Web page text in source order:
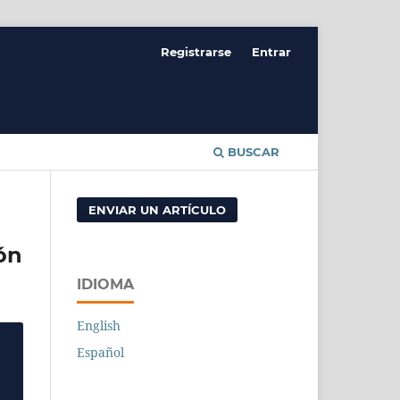
BUSCAR
Registrarse Entrar
ENVIAR UN ARTÍCULO
IDIOMA
English
Español